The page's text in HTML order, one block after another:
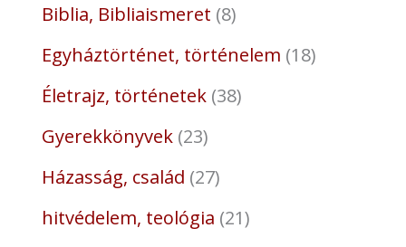
Biblia, Bibliaismeret 8
Egyháztörténet, történelem 18
Életrajz, történetek 38
Gyerekkönyvek 23
Házasság, család 27
hitvédelem, teológia 21